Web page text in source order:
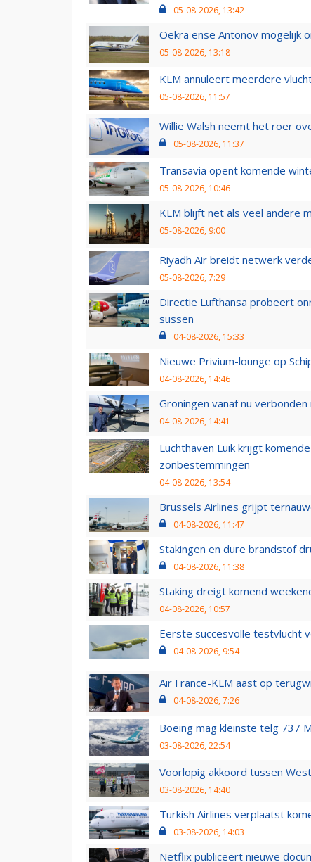
05-08-2026, 13:42
Oekraïense Antonov mogelijk
05-08-2026, 13:18
KLM annuleert meerdere
05-08-2026, 11:57
Willie Walsh neemt het roer
05-08-2026, 11:37
Transavia opent komende
05-08-2026, 10:46
KLM blijft net als veel andere
05-08-2026, 9:00
Riyadh Air breidt netwerk
05-08-2026, 7:29
Directie Lufthansa probeert
sussen
04-08-2026, 15:33
Nieuwe Privium-lounge op
04-08-2026, 14:46
Groningen vanaf nu
04-08-2026, 14:41
Luchthaven Luik krijgt
zonbestemmingen
04-08-2026, 13:54
Brussels Airlines grijpt
04-08-2026, 11:47
Stakingen en dure brandstof
04-08-2026, 11:38
Staking dreigt komend
04-08-2026, 10:57
Eerste succesvolle testvlucht
04-08-2026, 9:54
Air France-KLM aast op
04-08-2026, 7:26
Boeing mag kleinste telg 737
03-08-2026, 22:54
Voorlopig akkoord tussen
03-08-2026, 14:40
Turkish Airlines verplaatst
03-08-2026, 14:03
Netflix publiceert nieuwe